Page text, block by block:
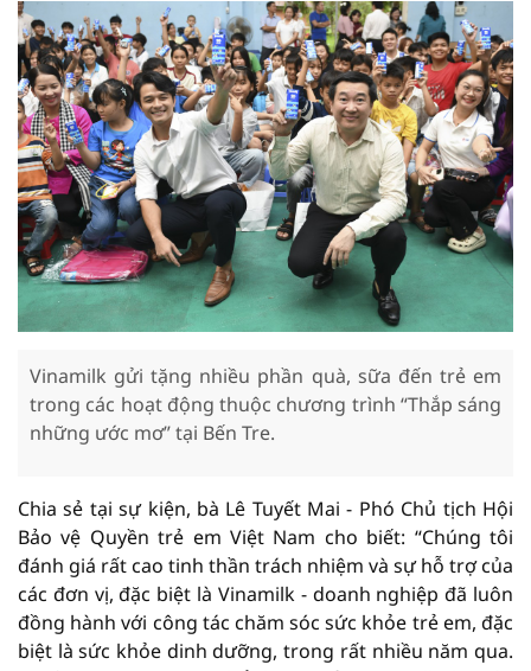
Vinamilk gửi tặng nhiều phần quà, sữa đến trẻ em
trong các hoạt động thuộc chương trình “Thắp sáng
những ước mơ” tại Bến Tre.
Chia sẻ tại sự kiện, bà Lê Tuyết Mai - Phó Chủ tịch Hội
Bảo vệ Quyền trẻ em Việt Nam cho biết: “Chúng tôi
đánh giá rất cao tinh thần trách nhiệm và sự hỗ trợ của
các đơn vị, đặc biệt là Vinamilk - doanh nghiệp đã luôn
đồng hành với công tác chăm sóc sức khỏe trẻ em, đặc
biệt là sức khỏe dinh dưỡng, trong rất nhiều năm qua.